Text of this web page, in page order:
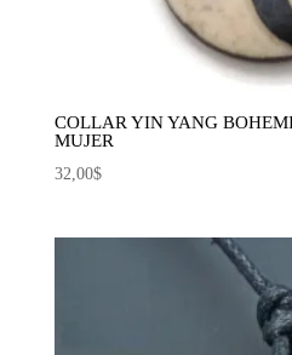
COLLAR YIN YANG
MUJER
32,00$